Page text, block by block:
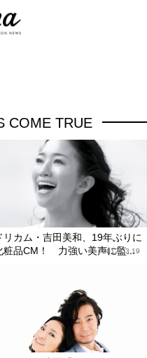
COME TRUE
リカム・吉田美和、19年ぶりに
粧品CM！ 力強い美声に監...
2012.03.19